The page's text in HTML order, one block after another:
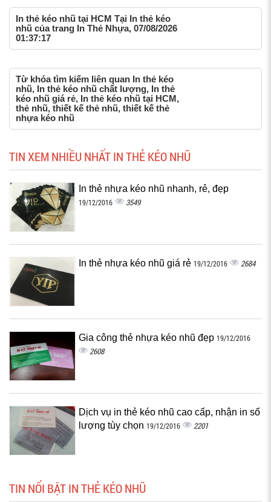
In thẻ kéo nhũ tại HCM Tại In thẻ kéo
nhũ của trang In Thẻ Nhựa, 07/08/2026
01:37:17
Từ khóa tìm kiếm liên quan In thẻ kéo
nhũ, In thẻ kéo nhũ chất lượng, In thẻ
kéo nhũ giá rẻ, In thẻ kéo nhũ tại HCM,
thẻ nhũ, thiết kế thẻ nhũ, thiết kế thẻ
nhựa kéo nhũ
TIN XEM NHIỀU NHẤT IN THẺ KÉO NHŨ
In thẻ nhựa kéo nhũ nhanh, rẻ, đẹp
19/12/2016 3549
In thẻ nhựa kéo nhũ giá rẻ 19/12/2016 2684
Gia công thẻ nhựa kéo nhũ đẹp 19/12/2016
2608
Dịch vụ in thẻ kéo nhũ cao cấp, nhận in số
lượng tùy chọn 19/12/2016 2201
TIN NỔI BẬT IN THẺ KÉO NHŨ